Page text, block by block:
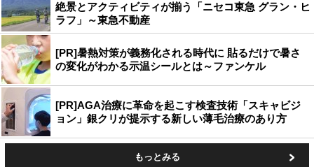
絶景とアクティビティが揃う「ニセコ東急 グラン・ヒ
ラフ」～東急不動産
[PR]暑熱対策が義務化される時代に 貼るだけで暑さ
の変化がわかる示温シールとは～ファンケル
[PR]AGA治療に革命を起こす検査技術「スキャビジ
ョン」銀クリが提示する新しい薄毛治療のあり方
もっとみる